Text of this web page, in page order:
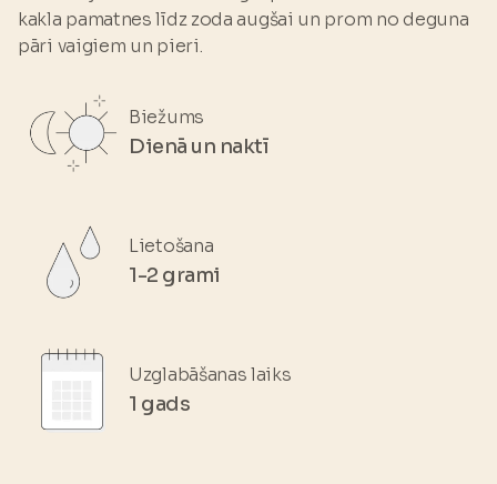
kakla pamatnes līdz zoda augšai un prom no deguna
pāri vaigiem un pieri.
Biežums
Dienā un naktī
Lietošana
1-2 grami
Uzglabāšanas laiks
1 gads